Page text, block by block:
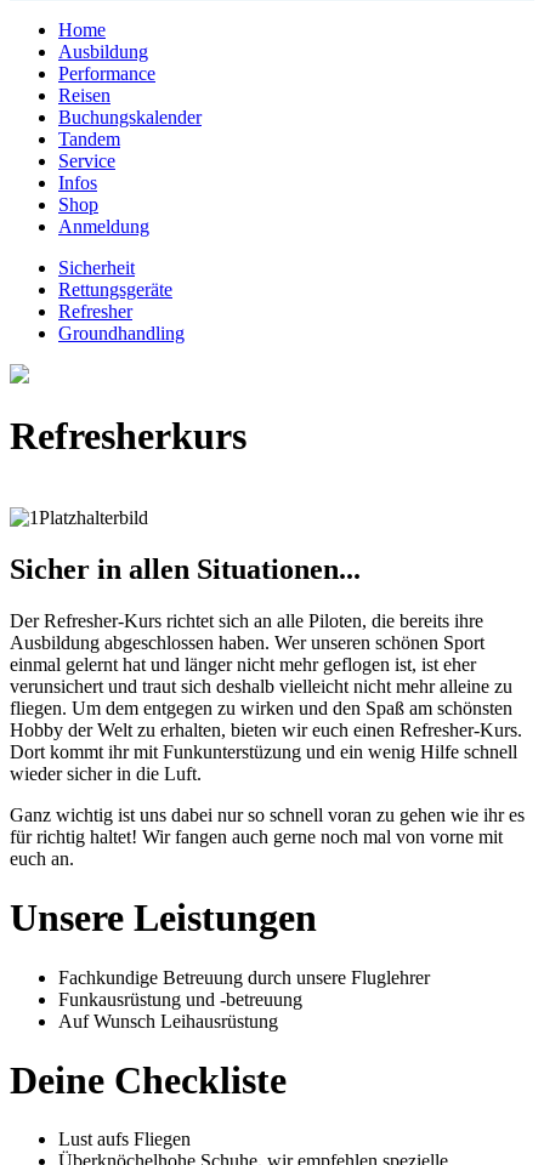
Home
Ausbildung
Performance
Reisen
Buchungskalender
Tandem
Service
Infos
Shop
Anmeldung
Sicherheit
Rettungsgeräte
Refresher
Groundhandling
Refresherkurs
Sicher in allen Situationen...
Der Refresher-Kurs richtet sich an alle Piloten, die bereits ihre
Ausbildung abgeschlossen haben. Wer unseren schönen Sport
einmal gelernt hat und länger nicht mehr geflogen ist, ist eher
verunsichert und traut sich deshalb vielleicht nicht mehr alleine zu
fliegen. Um dem entgegen zu wirken und den Spaß am schönsten
Hobby der Welt zu erhalten, bieten wir euch einen Refresher-Kurs.
Dort kommt ihr mit Funkunterstüzung und ein wenig Hilfe schnell
wieder sicher in die Luft.
Ganz wichtig ist uns dabei nur so schnell voran zu gehen wie ihr es
für richtig haltet! Wir fangen auch gerne noch mal von vorne mit
euch an.
Unsere Leistungen
Fachkundige Betreuung durch unsere Fluglehrer
Funkausrüstung und -betreuung
Auf Wunsch Leihausrüstung
Deine Checkliste
Lust aufs Fliegen